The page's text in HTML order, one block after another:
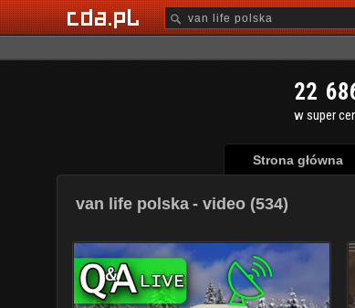
22 68
w super
Strona główna
van life polska - video (534)